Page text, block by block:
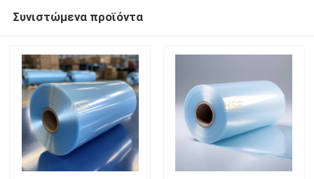
Συνιστώμενα προϊόντα